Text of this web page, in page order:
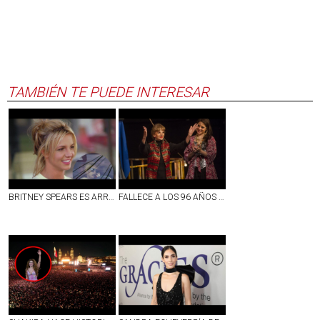
TAMBIÉN TE PUEDE INTERESAR
BRITNEY SPEARS ES ARRESTADA POR CONDUCIR EBRIA EN CALIFORNIA; ESTO SE SABE FALLECE A LOS 96 AÑOS ANA LUISA PELUFFO, ACTRIZ DE LA ÉPOCA DE ORO DEL CINE MEXICANO